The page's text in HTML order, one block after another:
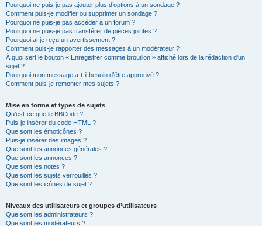
Pourquoi ne puis-je pas ajouter plus d’options à un sondage ?
Comment puis-je modifier ou supprimer un sondage ?
Pourquoi ne puis-je pas accéder à un forum ?
Pourquoi ne puis-je pas transférer de pièces jointes ?
Pourquoi ai-je reçu un avertissement ?
Comment puis-je rapporter des messages à un modérateur ?
À quoi sert le bouton « Enregistrer comme brouillon » affiché lors de la rédaction d’un
sujet ?
Pourquoi mon message a-t-il besoin d’être approuvé ?
Comment puis-je remonter mes sujets ?
Mise en forme et types de sujets
Qu’est-ce que le BBCode ?
Puis-je insérer du code HTML ?
Que sont les émoticônes ?
Puis-je insérer des images ?
Que sont les annonces générales ?
Que sont les annonces ?
Que sont les notes ?
Que sont les sujets verrouillés ?
Que sont les icônes de sujet ?
Niveaux des utilisateurs et groupes d’utilisateurs
Que sont les administrateurs ?
Que sont les modérateurs ?